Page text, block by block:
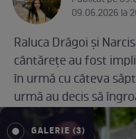
09.06.2026 la
Raluca Drăgoi și
cântărețe au fost
în urmă cu câteva
urmă au decis să
GALERIE (3)